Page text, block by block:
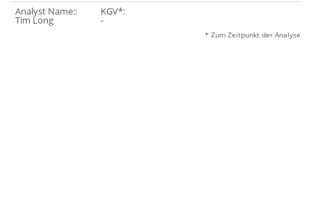
Analyst Name::
Tim Long
KGV*:
-
* Zum Zeitpunkt der Analyse